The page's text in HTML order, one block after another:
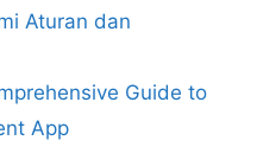
Aturan dan
Guide to
App